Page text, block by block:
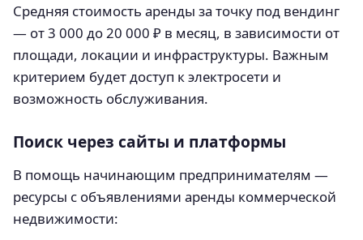
Средняя стоимость аренды за точку под вендинг
— от 3 000 до 20 000 ₽ в месяц, в зависимости от
площади, локации и инфраструктуры. Важным
критерием будет доступ к электросети и
возможность обслуживания.
Поиск через сайты и платформы
В помощь начинающим предпринимателям —
ресурсы с объявлениями аренды коммерческой
недвижимости: